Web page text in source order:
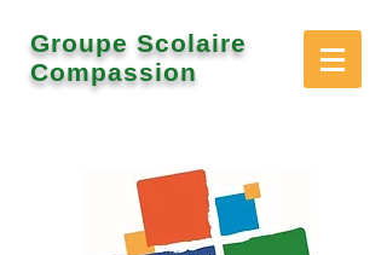
Groupe Scolaire
Compassion